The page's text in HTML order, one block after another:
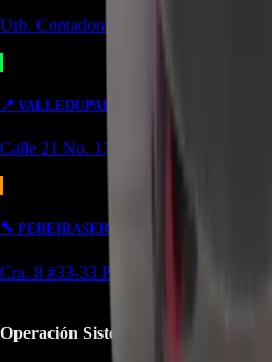
Urb. Contadora 1, Cra. 69 #31a-37
📍 VALLEDUPAR
Calle 21 No. 17-39 Local 4 Simón
🔧 PEREIRASERVICIO
Cra. 8 #33-33 Pereira, Risaralda
Operación Sistémica